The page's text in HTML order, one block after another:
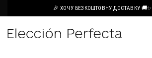
🎉 ХОЧУ БЕЗКОШТОВНУ ДОСТАВКУ 🚚✨